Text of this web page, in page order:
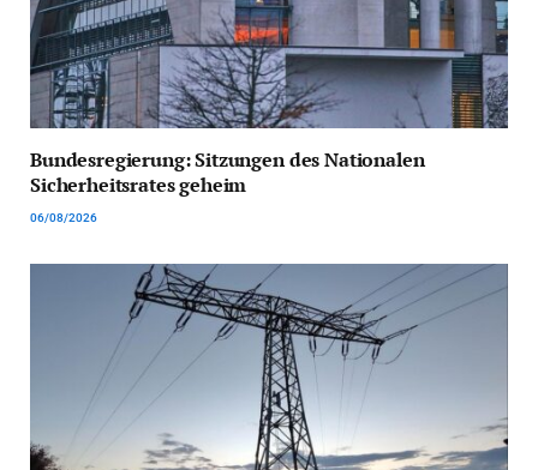
Bundesregierung: Sitzungen des Nationalen
Sicherheitsrates geheim
06/08/2026